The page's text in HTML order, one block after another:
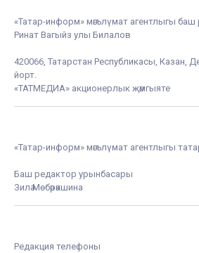
«Татар-информ» мәгълүмат агентлыгы
Ринат Вагыйз улы Билалов
420066, Татарстан Республикасы, Казан,
йорт.
«ТАТМЕДИА» акционерлык җәмгыяте
«Татар-информ» мәгълүмат агентлыгы
Баш редактор урынбасары
Зилә Мөбәрәкшина
Редакция телефоны